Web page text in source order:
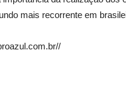
mais recorrente em